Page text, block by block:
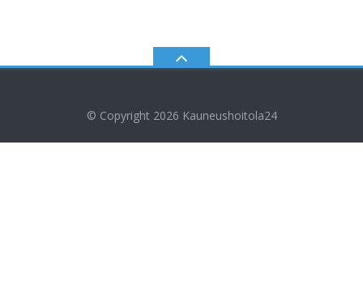
© Copyright 2026 Kauneushoitola24